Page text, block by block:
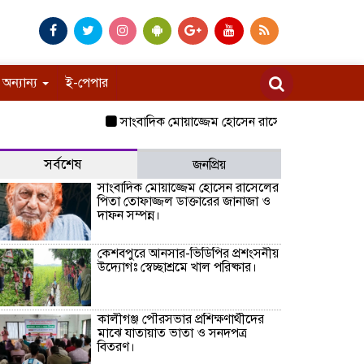
অন্যান্য ই-পেপার
সাংবাদিক মোয়াজ্জেম হোসেন রাসেলের পিতা তোফাজ্জল
সর্বশেষ
জনপ্রিয়
সাংবাদিক মোয়াজ্জেম হোসেন রাসেলের
পিতা তোফাজ্জল ডাক্তারের জানাজা ও
দাফন সম্পন্ন।
কেশবপুরে আনসার-ভিডিপির প্রশংসনীয়
উদ্যোগঃ স্বেচ্ছাশ্রমে খাল পরিষ্কার।
কালীগঞ্জ পৌরসভার প্রশিক্ষণার্থীদের
মাঝে যাতায়াত ভাতা ও সনদপত্র
বিতরণ।